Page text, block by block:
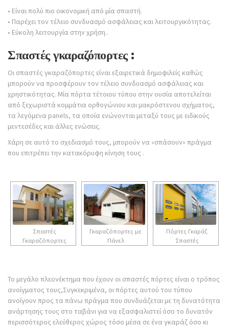
• Είναι πολύ πιο οικονομική από μία σπαστή.
• Παρέχει τον τέλειο συνδυασμό ασφάλειας και λειτουργικότητας.
• Εύκολη λειτουργία στην χρήση..
Σπαστές γκαραζόπορτες :
Οι σπαστές γκαραζόπορτες είναι εξαιρετικά δημοφιλείς καθώς
μπορούν να προσφέρουν τον τέλειο συνδυασμό ασφάλειας και
χρηστικότητας. Μία πόρτα τέτοιου τύπου στην ουσία αποτελείται
από ξεχωριστά κομμάτια ορθογώνιου και μακρόστενου σχήματος,
τα λεγόμενα panels, τα οποία ενώνονται μεταξύ τους με ειδικούς
μεντεσέδες και άλλες ενώσεις.
Χάρη σε αυτό το σχεδιασμό τους, μπορούν να «σπάσουν» πράγμα
που επιτρέπει την κατακόρυφη κίνηση τους .
Σπαστές
Γκαραζόπορτες
Γκαραζόπορτες με
Πάνελ
Πόρτες Γκαράζ
Σπαστές
Το μεγάλο πλεονέκτημα που έχουν οι σπαστές πόρτες είναι ο τρόπος
ανοίγματος τους,Συγκεκριμένα, οι πόρτες αυτού του τύπου
ανοίγουν προς τα πάνω πράγμα που συνδυάζεται με τη δυνατότητα
ανάρτησης τους στο ταβάνι για να εξασφαλιστεί όσο το δυνατόν
περισσότερος ελεύθερος χώρος τόσο μέσα σε ένα γκαράζ όσο κι